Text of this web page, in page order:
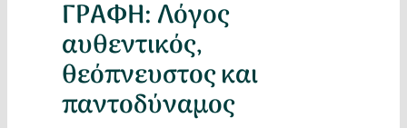
ΓΡΑΦΗ: Λόγος
αυθεντικός,
θεόπνευστος και
παντοδύναμος